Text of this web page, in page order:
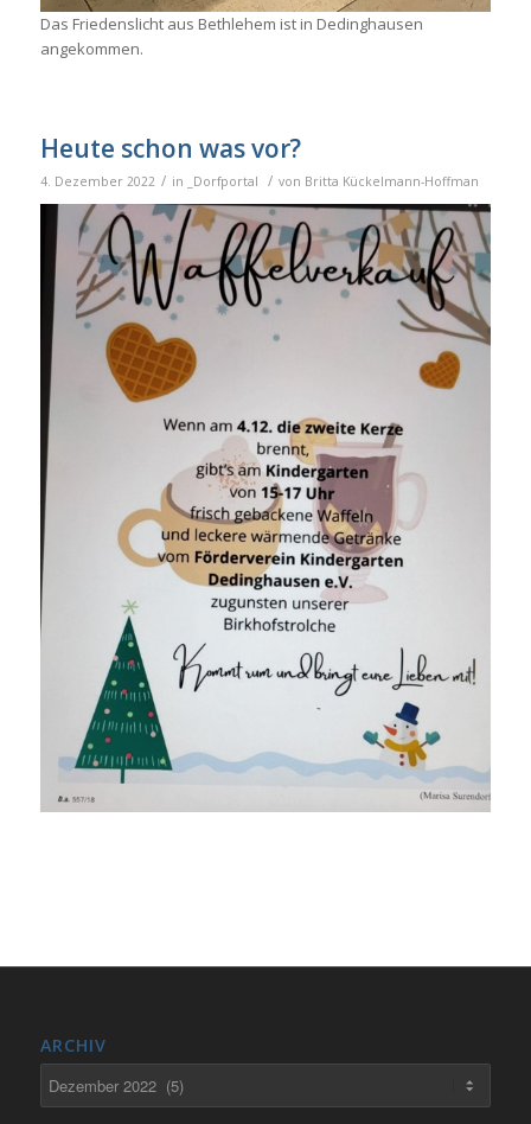
Das Friedenslicht aus Bethlehem ist in Dedinghausen
angekommen.
Heute schon was vor?
4. Dezember 2022 / in _Dorfportal / von Britta Kückelmann-Hoffman
ARCHIV